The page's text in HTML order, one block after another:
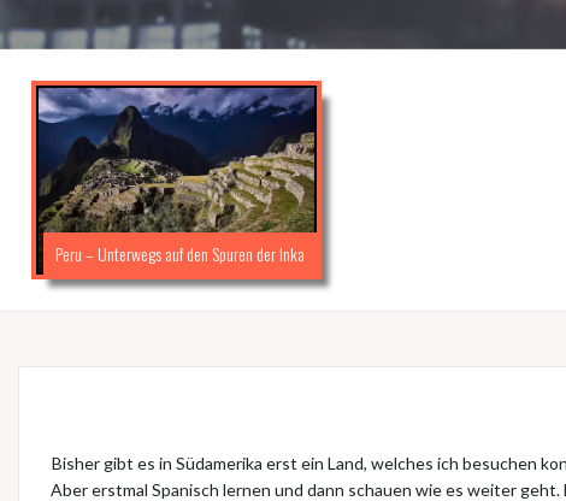
Peru – Unterwegs auf den Spuren der Inka
Bisher gibt es in Südamerika erst ein Land, welches ich besuchen
Aber erstmal Spanisch lernen und dann schauen wie es weiter